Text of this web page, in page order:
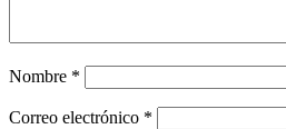
Nombre *
Correo electrónico *